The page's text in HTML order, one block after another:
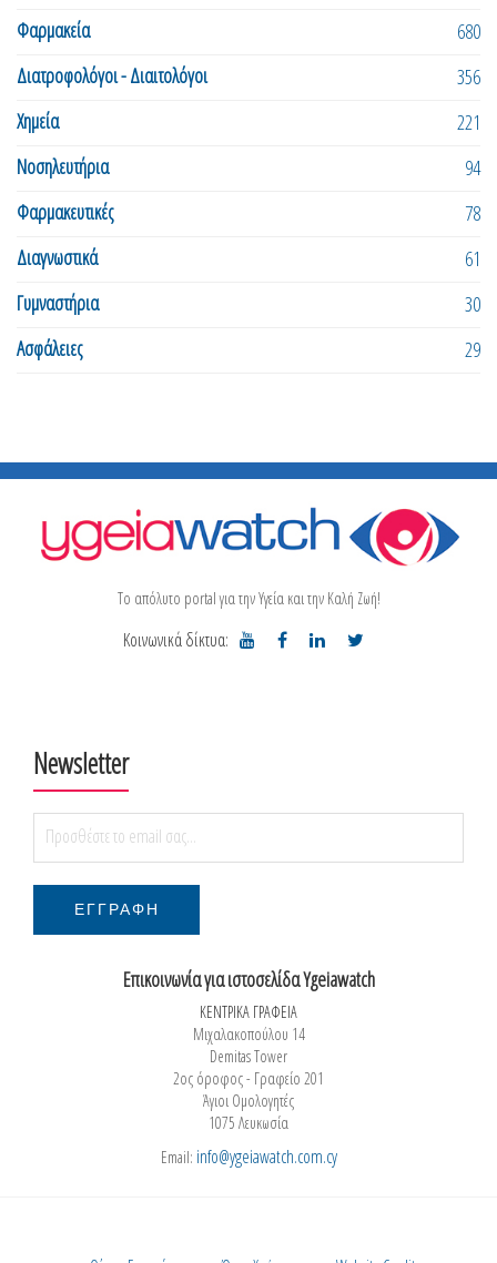
Φαρμακεία
680
Διατροφολόγοι - Διαιτολόγοι
356
Χημεία
221
Νοσηλευτήρια
94
Φαρμακευτικές
78
Διαγνωστικά
61
Γυμναστήρια
30
Ασφάλειες
29
Το απόλυτο portal για την Υγεία και την Καλή Ζωή!
Κοινωνικά δίκτυα:
Newsletter
Επικοινωνία για ιστοσελίδα Ygeiawatch
ΚΕΝΤΡΙΚΑ ΓΡΑΦΕΙΑ
Μιχαλακοπούλου 14
Demitas Tower
2ος όροφος - Γραφείο 201
Άγιοι Ομολογητές
1075 Λευκωσία
Email: info@ygeiawatch.com.cy